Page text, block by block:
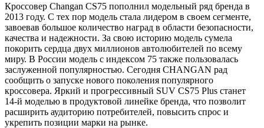
Кроссовер Changan CS75 пополнил модельный ряд бренда в
2013 году. С тех пор модель стала лидером в своем сегменте,
завоевав большое количество наград в области безопасности,
качества и надежности. За свою историю модель сумела
покорить сердца двух миллионов автолюбителей по всему
миру. В России модель с индексом 75 также пользовалась
заслуженной популярностью. Сегодня CHANGAN рад
сообщить о запуске нового поколения популярного
кроссовера. Яркий и прогрессивный SUV CS75 Plus станет
14-й моделью в продуктовой линейке бренда, что позволит
расширить аудиторию потребителей, повысить спрос и
укрепить позиции марки на рынке.